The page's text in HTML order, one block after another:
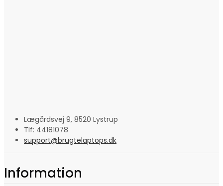
Lægårdsvej 9, 8520 Lystrup
Tlf: 44181078
support@brugtelaptops.dk
Information